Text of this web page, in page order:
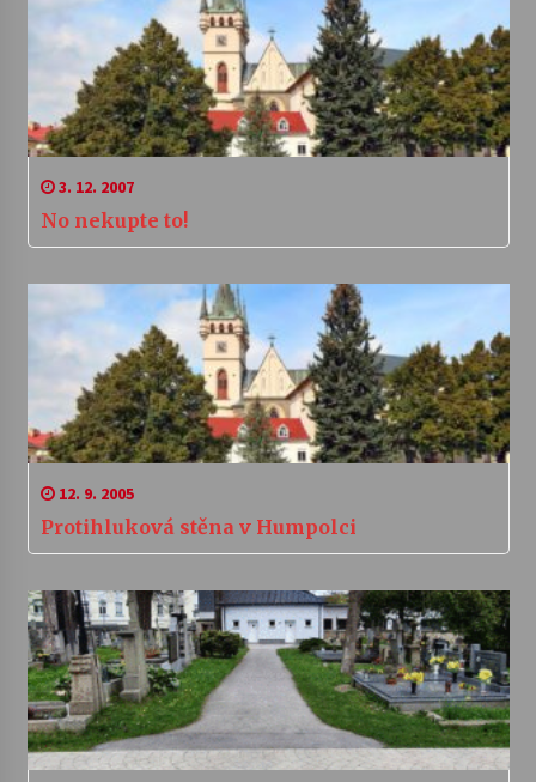
3. 12. 2007
No nekupte to!
12. 9. 2005
Protihluková stěna v Humpolci